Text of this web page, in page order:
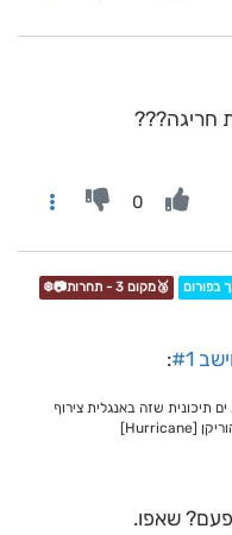
חריגה???
0
בפורום 🥉מקום 3 - תחרות📷❄️
#1
:
תיכונית שזה באנגלית צירוף
שאפו.